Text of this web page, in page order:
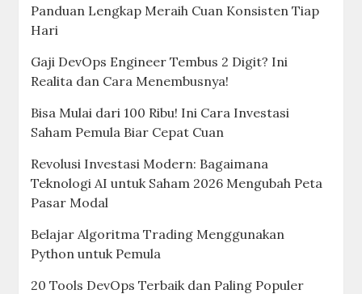
Panduan Lengkap Meraih Cuan Konsisten Tiap
Hari
Gaji DevOps Engineer Tembus 2 Digit? Ini
Realita dan Cara Menembusnya!
Bisa Mulai dari 100 Ribu! Ini Cara Investasi
Saham Pemula Biar Cepat Cuan
Revolusi Investasi Modern: Bagaimana
Teknologi AI untuk Saham 2026 Mengubah Peta
Pasar Modal
Belajar Algoritma Trading Menggunakan
Python untuk Pemula
20 Tools DevOps Terbaik dan Paling Populer